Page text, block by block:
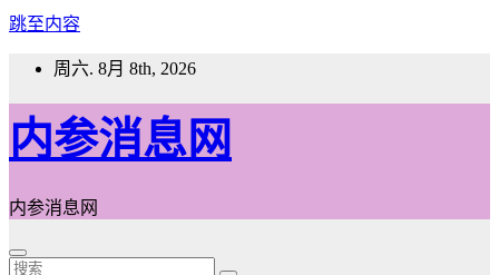
跳至内容
周六. 8月 8th, 2026
内参消息网
内参消息网